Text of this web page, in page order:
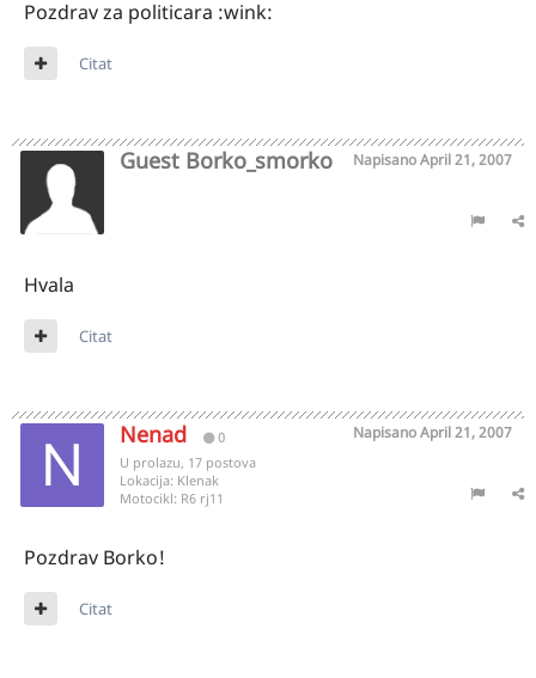
Pozdrav za politicara :wink:
Citat
Guest Borko_smorko NapisanoApril 21, 2007
Hvala
Citat
Nenad 0 NapisanoApril 21, 2007
U prolazu, 17 postova
Lokacija: Klenak
Motocikl: R6 rj11
Pozdrav Borko!
Citat